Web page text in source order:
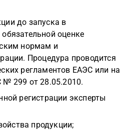
до запуска в
оценке
нормам и
Процедура проводится
регламентов ЕАЭС или на
299 от 28.05.2010.
регистрации эксперты
продукции;